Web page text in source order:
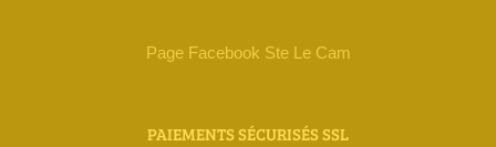
Page Facebook Ste Le Cam
PAIEMENTS SÉCURISÉS SSL